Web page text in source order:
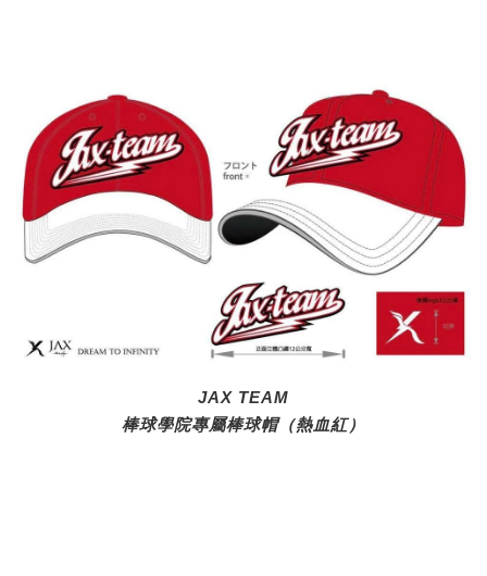
JAX TEAM
棒球學院專屬棒球帽（熱血紅）